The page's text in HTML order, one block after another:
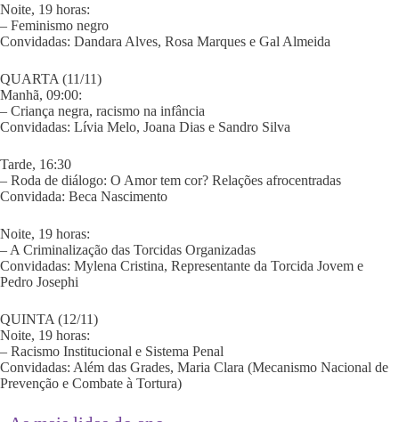
Noite, 19 horas:
– Feminismo negro
Convidadas: Dandara Alves, Rosa Marques e Gal Almeida
QUARTA (11/11)
Manhã, 09:00:
– Criança negra, racismo na infância
Convidadas: Lívia Melo, Joana Dias e Sandro Silva
Tarde, 16:30
– Roda de diálogo: O Amor tem cor? Relações afrocentradas
Convidada: Beca Nascimento
Noite, 19 horas:
– A Criminalização das Torcidas Organizadas
Convidadas: Mylena Cristina, Representante da Torcida Jovem e
Pedro Josephi
QUINTA (12/11)
Noite, 19 horas:
– Racismo Institucional e Sistema Penal
Convidadas: Além das Grades, Maria Clara (Mecanismo Nacional de
Prevenção e Combate à Tortura)